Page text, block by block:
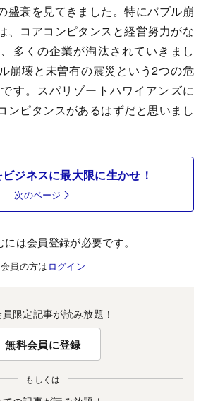
盛衰を見てきました。特にバブル崩
、コアコンピタンスと経営努力がな
多くの企業が淘汰されていきまし
崩壊と未曽有の震災という2つの危
す。スパリゾートハワイアンズに
ンピタンスがあるはずだと思いまし
ジネスに最大限に生かせ！
次のページ
は会員登録が必要です。
会員の方は ログイン
限定記事が読み放題！
無料会員に登録
もしくは